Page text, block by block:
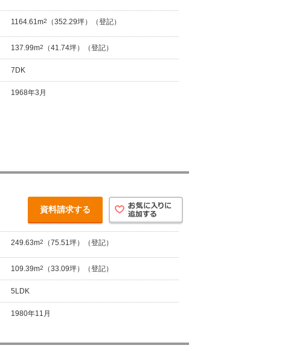
1164.61m2 （352.29坪）（登記）
137.99m2 （41.74坪）（登記）
7DK
1968年3月
資料請求する
249.63m2 （75.51坪）（登記）
109.39m2 （33.09坪）（登記）
5LDK
1980年11月